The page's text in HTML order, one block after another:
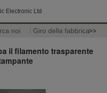
Electronic Ltd
noi Giro della fabbrica>>
il filamento trasparente